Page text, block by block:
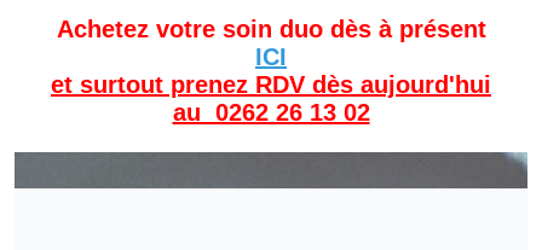
Achetez votre soin duo dès à présent
ICI
et surtout prenez RDV dès aujourd'hui
au 0262 26 13 02